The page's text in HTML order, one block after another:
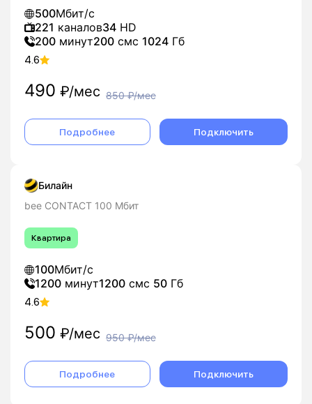
500Мбит/с
221 каналов34 HD
200 минут200 смс 1024 Гб
4.6
490 ₽/мес 850₽/мес
Подробнее Подключить
Билайн
bee CONTACT 100 Мбит
Квартира
100Мбит/с
1200 минут1200 смс 50 Гб
4.6
500 ₽/мес 950₽/мес
Подробнее Подключить